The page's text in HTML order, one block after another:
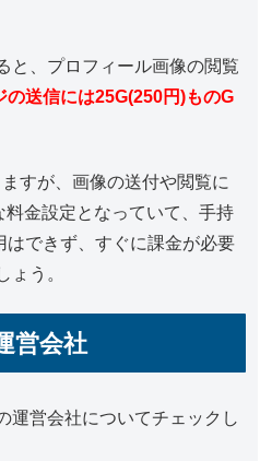
と、プロフィール画像の閲覧
の送信には25G(250円)ものG
すが、画像の送付や閲覧に
金設定となっていて、手持
はできず、すぐに課金が必要
ょう。
営会社
運営会社についてチェックし